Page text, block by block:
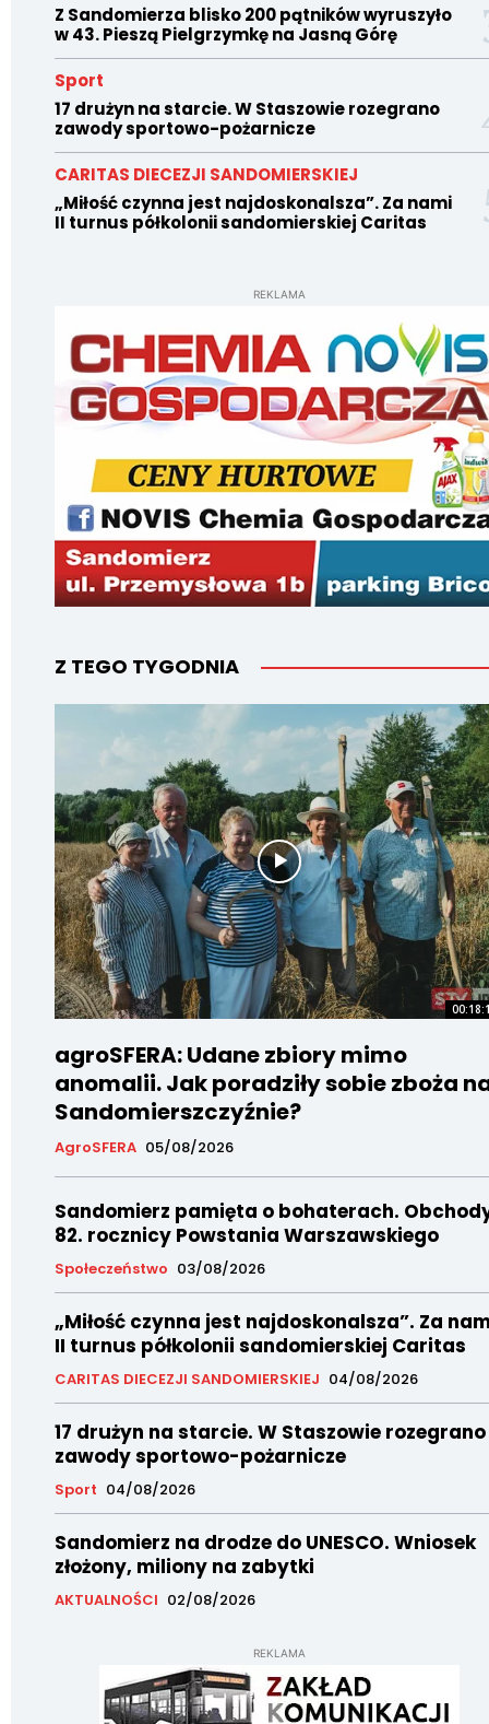
Z Sandomierza blisko 200 pątników wyruszyło
w 43. Pieszą Pielgrzymkę na Jasną Górę
Sport
17 drużyn na starcie. W Staszowie rozegrano
zawody sportowo-pożarnicze
CARITAS DIECEZJI SANDOMIERSKIEJ
„Miłość czynna jest najdoskonalsza”. Za nami
II turnus półkolonii sandomierskiej Caritas
REKLAMA
Z TEGO TYGODNIA
agroSFERA: Udane zbiory mimo
anomalii. Jak poradziły sobie zboża
Sandomierszczyźnie?
AgroSFERA 05/08/2026
Sandomierz pamięta o bohaterach.
82. rocznicy Powstania Warszawskiego
Społeczeństwo 03/08/2026
„Miłość czynna jest najdoskonalsza”. Za
II turnus półkolonii sandomierskiej Caritas
CARITAS DIECEZJI SANDOMIERSKIEJ 04/08/2026
17 drużyn na starcie. W Staszowie rozegrano
zawody sportowo-pożarnicze
Sport 04/08/2026
Sandomierz na drodze do UNESCO. Wniosek
złożony, miliony na zabytki
AKTUALNOŚCI 02/08/2026
REKLAMA